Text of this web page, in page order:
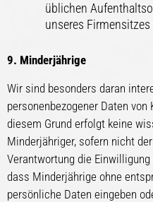
üblichen
unseres Firmensitzes
9. Minderjährige
Wir sind besonders daran
personenbezogener Daten
diesem Grund erfolgt keine
Minderjähriger, sofern nicht
Verantwortung die
dass Minderjährige ohne
persönliche Daten eingeben